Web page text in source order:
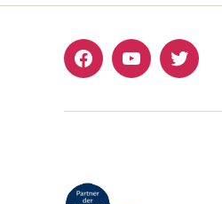
FacebookYouTubeTwitter